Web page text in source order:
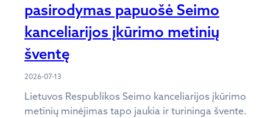
pasirodymas papuošė Seimo
kanceliarijos įkūrimo metinių
šventę
2026-07-13
Lietuvos Respublikos Seimo kanceliarijos įkūrimo
metinių minėjimas tapo jaukia ir turininga švente.